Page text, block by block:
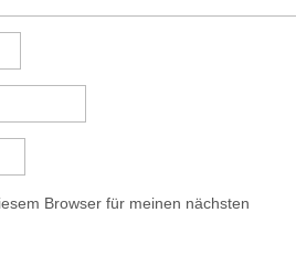
Browser für meinen nächsten